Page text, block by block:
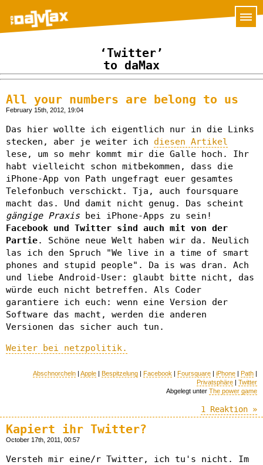
‘Twitter’
to daMax
All your numbers are belong to us
February 15th, 2012, 19:04
Das hier wollte ich eigentlich nur in die Links
stecken, aber je weiter ich diesen Artikel
lese, um so mehr kommt mir die Galle hoch. Ihr
habt vielleicht schon mitbekommen, dass die
iPhone-App von Path ungefragt euer gesamtes
Telefonbuch verschickt. Tja, auch foursquare
macht das. Und damit nicht genug. Das scheint
gängige Praxis bei iPhone-Apps zu sein!
Facebook und Twitter sind auch mit von der
Partie. Schöne neue Welt haben wir da. Neulich
las ich den Spruch "We live in a time of smart
phones and stupid people". Da is was dran. Ach
und liebe Android-User: glaubt bitte nicht, das
würde euch nicht betreffen. Als Coder
garantiere ich euch: wenn eine Version der
Software das macht, werden die anderen
Versionen das sicher auch tun.
Weiter bei netzpolitik.
Abschnorcheln | Apple | Bespitzelung | Facebook | Foursquare | iPhone | Path |
Privatsphäre | Twitter
Abgelegt unter The power game
1 Reaktion »
Kapiert ihr Twitter?
October 17th, 2011, 00:57
Versteh mir eine/r Twitter, ich tu's nicht. Im